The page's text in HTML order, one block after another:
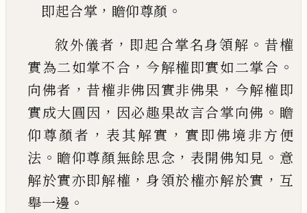
即起合掌 ， 瞻仰尊顏 。
敘外儀者 ， 即起合掌名身領解 。 昔權
實為二如掌不合 ， 今解權即實如二掌合 。
向佛者 ， 昔權非佛因實非佛果 ， 今解權即
實成大圓因 ， 因必趣果故言合掌向佛 。 瞻
仰尊顏者 ， 表其解實 ， 實即佛境非方便
法 。 瞻仰尊顏無餘思念 ， 表開佛知見 。 意
解於實亦即解權 ， 身領於權亦解於實 ， 互
舉一邊 。